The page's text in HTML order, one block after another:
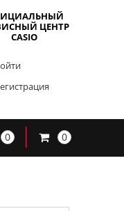
ЦЕНТР
CASIO
0 0